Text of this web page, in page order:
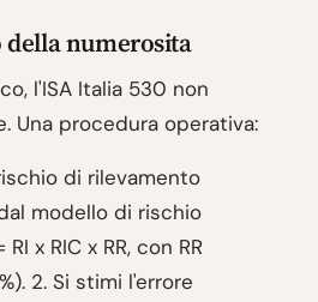
numerosita
l'ISA Italia 530 non
Una procedura operativa:
di rilevamento
modello di rischio
x RIC x RR, con RR
2. Si stimi l'errore